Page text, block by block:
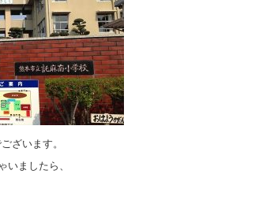
ざいます。
ましたら、